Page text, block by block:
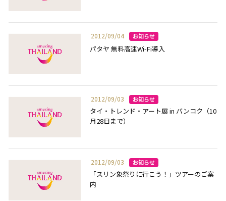
2012/09/04
パタヤ 無料高速Wi-Fi導入
2012/09/03
タイ・トレンド・アート展 in バンコク（10
月28日まで）
2012/09/03
「スリン象祭りに行こう！」ツアーのご案
内